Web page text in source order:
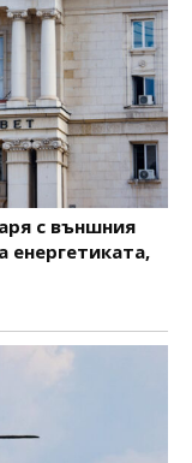
с външния
енергетиката,